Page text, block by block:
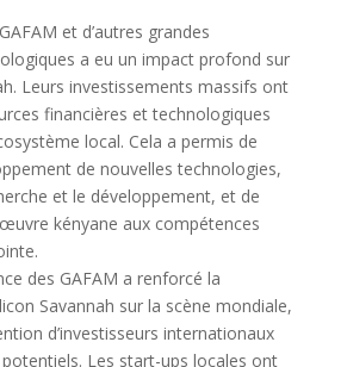
et d’autres grandes
a eu un impact profond sur
Leurs investissements massifs ont
financières et technologiques
local. Cela a permis de
de nouvelles technologies,
et le développement, et de
kényane aux compétences
des GAFAM a renforcé la
Savannah sur la scène mondiale,
d’investisseurs internationaux
Les start-ups locales ont